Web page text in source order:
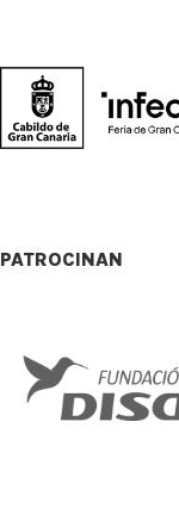
PATROCINAN